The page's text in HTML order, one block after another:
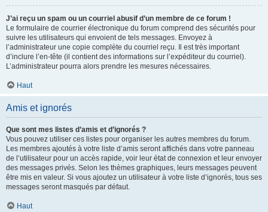
J’ai reçu un spam ou un courriel abusif d’un membre de ce forum !
Le formulaire de courrier électronique du forum comprend des sécurités pour
suivre les utilisateurs qui envoient de tels messages. Envoyez à
l’administrateur une copie complète du courriel reçu. Il est très important
d’inclure l’en-tête (il contient des informations sur l’expéditeur du courriel).
L’administrateur pourra alors prendre les mesures nécessaires.
Haut
Amis et ignorés
Que sont mes listes d’amis et d’ignorés ?
Vous pouvez utiliser ces listes pour organiser les autres membres du forum.
Les membres ajoutés à votre liste d’amis seront affichés dans votre panneau
de l’utilisateur pour un accès rapide, voir leur état de connexion et leur envoyer
des messages privés. Selon les thèmes graphiques, leurs messages peuvent
être mis en valeur. Si vous ajoutez un utilisateur à votre liste d’ignorés, tous ses
messages seront masqués par défaut.
Haut